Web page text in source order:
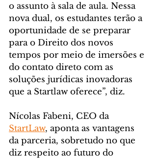
o assunto à sala de aula. Nessa
nova dual, os estudantes terão a
oportunidade de se preparar
para o Direito dos novos
tempos por meio de imersões e
do contato direto com as
soluções jurídicas inovadoras
que a Startlaw oferece”, diz.
Nícolas Fabeni, CEO da
StartLaw, aponta as vantagens
da parceria, sobretudo no que
diz respeito ao futuro do